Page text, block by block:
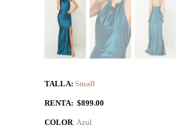
TALLA: Small
RENTA: $899.00
COLOR: Azul